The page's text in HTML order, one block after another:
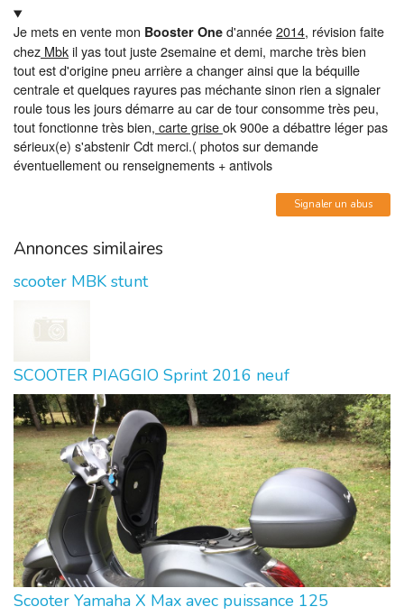
Je mets en vente mon Booster One d'année2014, révision faite
chez Mbkil yas tout juste 2semaine et demi, marche très bien
tout est d'origine pneu arrière a changer ainsi que la béquille
centrale et quelques rayures pas méchante sinon rien a signaler
roule tous les jours démarre au car de tour consomme très peu,
tout fonctionne très bien, carte griseok 900e a débattre léger pas
sérieux(e) s'abstenir Cdt merci.( photos sur demande
éventuellement ou renseignements + antivols
Signaler un abus
Annonces similaires
scooter MBK stunt
SCOOTER PIAGGIO Sprint 2016 neuf
Scooter Yamaha X Max avec puissance 125